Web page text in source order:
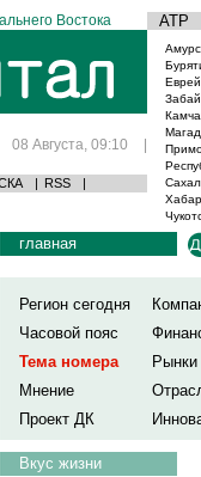
Востока АТР
08 Августа, 09:10 |
| RSS |
главная
Регион сегодня
Часовой пояс
Тема номера
Рынки
Мнение
Проект ДК
Вкус жизни